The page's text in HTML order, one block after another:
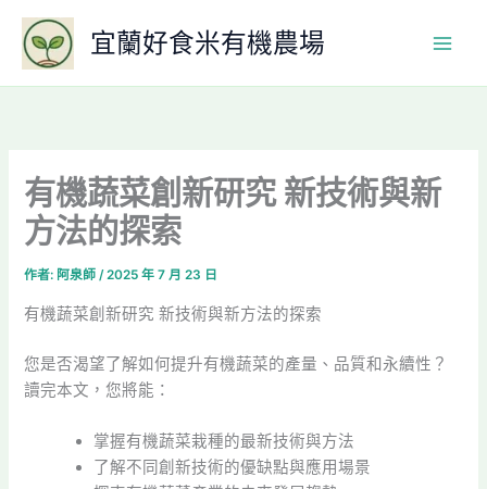
要
宜蘭好食米有機農場
有機蔬菜創新研究 新技術與新
方法的探索
作者: 阿泉師/2025 年 7 月 23 日
有機蔬菜創新研究 新技術與新方法的探索
您是否渴望了解如何提升有機蔬菜的產量、品質和永續性？
讀完本文，您將能：
掌握有機蔬菜栽種的最新技術與方法
了解不同創新技術的優缺點與應用場景